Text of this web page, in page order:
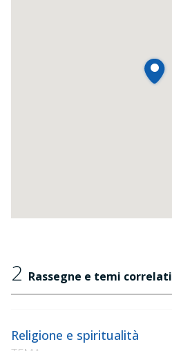
2 Rassegne e temi correlati
Religione e spiritualità